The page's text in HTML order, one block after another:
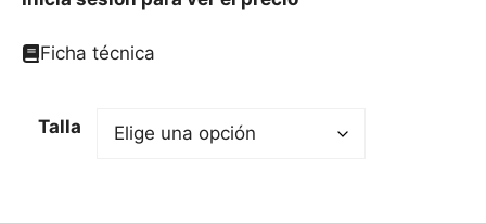
Ficha técnica
Talla